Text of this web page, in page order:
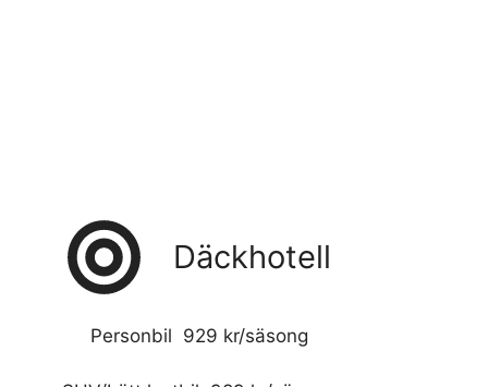
Däckhotell
Personbil 929 kr/säsong